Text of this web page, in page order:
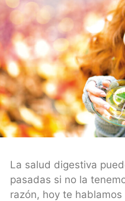
La salud digestiva
pasadas si no la
razón, hoy te